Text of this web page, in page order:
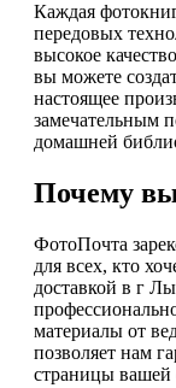
Каждая
передовых
высокое
вы можете
настоящее
замечательным
домашней
Почему
ФотоПочта
для всех, кто
доставкой в г
материалы от
позволяет нам
страницы